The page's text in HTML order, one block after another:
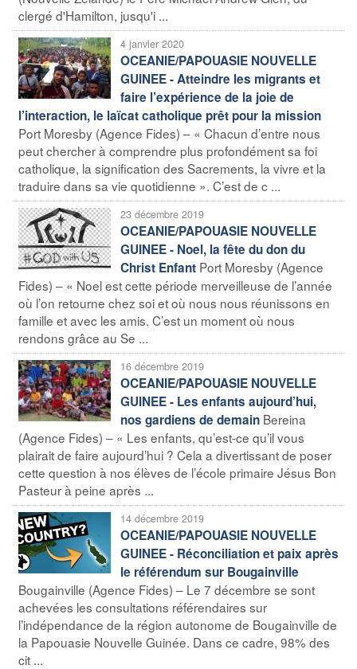
clergé d'Hamilton, jusqu'i ...
4 janvier 2020
OCEANIE/PAPOUASIE NOUVELLE
GUINEE - Atteindre les migrants et
faire l’expérience de la joie de
l’interaction, le laïcat catholique prêt pour la mission
Port Moresby (Agence Fides) – « Chacun d’entre nous
peut chercher à comprendre plus profondément sa foi
catholique, la signification des Sacrements, la vivre et la
traduire dans sa vie quotidienne ». C’est de c ...
23 décembre 2019
OCEANIE/PAPOUASIE NOUVELLE
GUINEE - Noel, la fête du don du
Christ Enfant Port Moresby (Agence
Fides) – « Noel est cette période merveilleuse de l’année
où l’on retourne chez soi et où nous nous réunissons en
famille et avec les amis. C’est un moment où nous
rendons grâce au Se ...
16 décembre 2019
OCEANIE/PAPOUASIE NOUVELLE
GUINEE - Les enfants aujourd’hui,
nos gardiens de demain Bereina
(Agence Fides) – « Les enfants, qu’est-ce qu’il vous
plairait de faire aujourd’hui ? Cela a divertissant de poser
cette question à nos élèves de l’école primaire Jésus Bon
Pasteur à peine après ...
14 décembre 2019
OCEANIE/PAPOUASIE NOUVELLE
GUINEE - Réconciliation et paix après
le référendum sur Bougainville
Bougainville (Agence Fides) – Le 7 décembre se sont
achevées les consultations référendaires sur
l’indépendance de la région autonome de Bougainville de
la Papouasie Nouvelle Guinée. Dans ce cadre, 98% des
cit ...